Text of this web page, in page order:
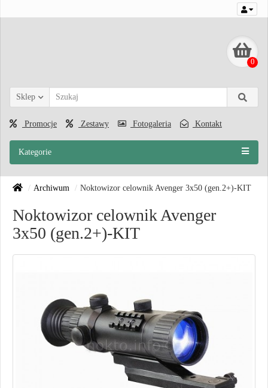
0
Sklep
Promocje Zestawy Fotogaleria Kontakt
Kategorie
Archiwum Noktowizor celownik Avenger 3x50 (gen.2+)-KIT
Noktowizor celownik Avenger
3x50 (gen.2+)-KIT